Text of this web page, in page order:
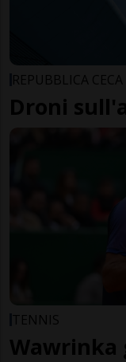
REPUBBLICA CECA
Droni
TENNIS
Wawrinka